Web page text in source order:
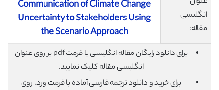
انگلیسی
مقاله:
Communication of Climate Change
Uncertainty to Stakeholders Using
the Scenario Approach
برای دانلود رایگان مقاله انگلیسی با فرمت pdf بر روی عنوان
انگلیسی مقاله کلیک نمایید.
برای خرید و دانلود ترجمه فارسی آماده با فرمت ورد، روی